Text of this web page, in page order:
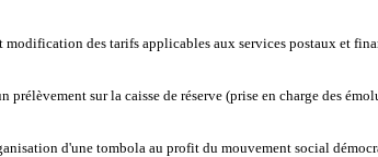
des tarifs applicables aux services postaux et
sur la caisse de réserve (prise en charge des
d'une tombola au profit du mouvement social